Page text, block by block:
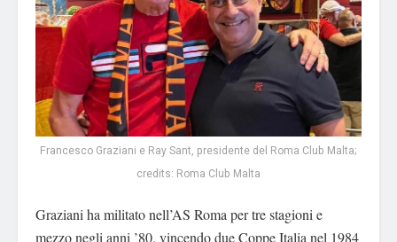
Francesco Graziani e Ray Sant, presidente del Roma Club Malta;
credits: Roma Club Malta
Graziani ha militato nell’AS Roma per tre stagioni e
mezzo negli anni ’80, vincendo due Coppe Italia nel 1984